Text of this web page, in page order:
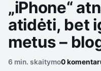
„iPhone“
atidėti, bet
metus –
6 min. skaitymo0